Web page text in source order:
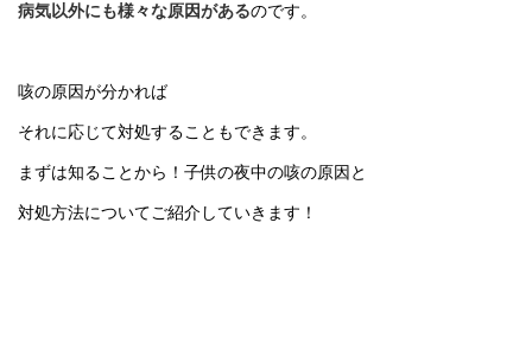
病気以外にも様々な原因があるのです。
咳の原因が分かれば
それに応じて対処することもできます。
まずは知ることから！子供の夜中の咳の原因と
対処方法についてご紹介していきます！